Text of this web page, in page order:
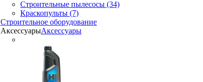
Строительные пылесосы (34)
Краскопульты (7)
Строительное оборудование
АксессуарыАксессуары